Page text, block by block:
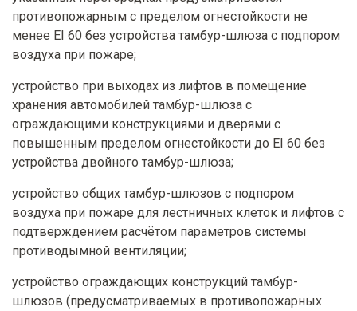
противопожарным с пределом огнестойкости не
менее EI 60 без устройства тамбур-шлюза с подпором
воздуха при пожаре;
устройство при выходах из лифтов в помещение
хранения автомобилей тамбур-шлюза с
ограждающими конструкциями и дверями с
повышенным пределом огнестойкости до EI 60 без
устройства двойного тамбур-шлюза;
устройство общих тамбур-шлюзов с подпором
воздуха при пожаре для лестничных клеток и лифтов с
подтверждением расчётом параметров системы
противодымной вентиляции;
устройство ограждающих конструкций тамбур-
шлюзов (предусматриваемых в противопожарных